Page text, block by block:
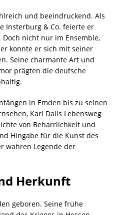
und beeindruckend. Als
Insterburg & Co. feierte er
nicht nur im Ensemble,
konnte er sich mit seiner
Seine charmante Art und
prägten die deutsche
in Emden bis zu seinen
Karl Dalls Lebensweg
von Beharrlichkeit und
Hingabe für die Kunst des
wahren Legende der
Herkunft
geboren. Seine frühe